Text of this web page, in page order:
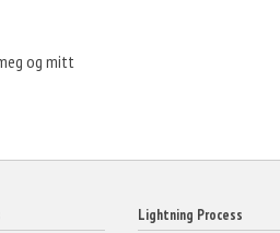
og mitt
Lightning Process